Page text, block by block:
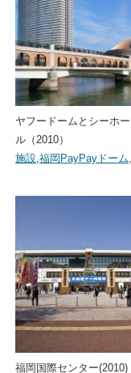
ヤフードームとシーホ
ル（2010）
施設,福岡PayPayドーム,
福岡国際センター(2010)